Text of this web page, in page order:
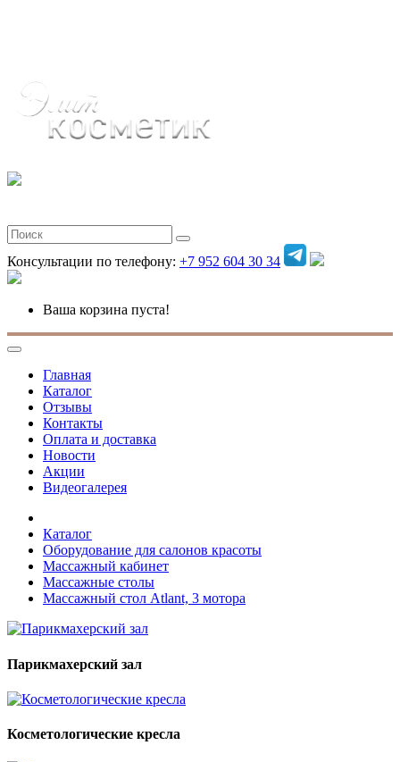
Консультации по телефону: +7 952 604 30 34
Ваша корзина пуста!
Главная
Каталог
Отзывы
Контакты
Оплата и доставка
Новости
Акции
Видеогалерея
Каталог
Оборудование для салонов красоты
Массажный кабинет
Массажные столы
Массажный стол Atlant, 3 мотора
Парикмахерский зал
Косметологические кресла